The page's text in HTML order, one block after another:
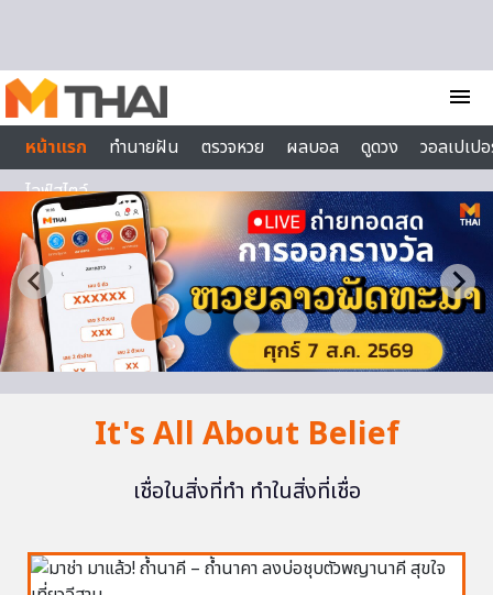
menu
หน้าแรก
ทำนายฝัน ตรวจหวย ผลบอล ดูดวง
วอลเปเป
ไลฟ์สไตล์
It's All About Belief
เชื่อในสิ่งที่ทำ ทำในสิ่งที่เชื่อ